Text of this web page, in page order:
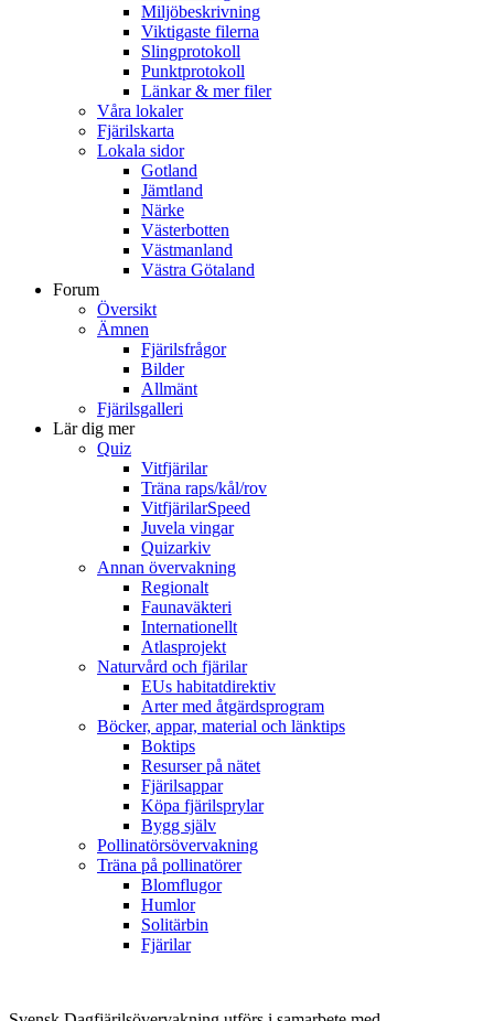
Miljöbeskrivning
Viktigaste filerna
Slingprotokoll
Punktprotokoll
Länkar & mer filer
Våra lokaler
Fjärilskarta
Lokala sidor
Gotland
Jämtland
Närke
Västerbotten
Västmanland
Västra Götaland
Forum
Översikt
Ämnen
Fjärilsfrågor
Bilder
Allmänt
Fjärilsgalleri
Lär dig mer
Quiz
Vitfjärilar
Träna raps/kål/rov
VitfjärilarSpeed
Juvela vingar
Quizarkiv
Annan övervakning
Regionalt
Faunaväkteri
Internationellt
Atlasprojekt
Naturvård och fjärilar
EUs habitatdirektiv
Arter med åtgärdsprogram
Böcker, appar, material och länktips
Boktips
Resurser på nätet
Fjärilsappar
Köpa fjärilsprylar
Bygg själv
Pollinatörsövervakning
Träna på pollinatörer
Blomflugor
Humlor
Solitärbin
Fjärilar